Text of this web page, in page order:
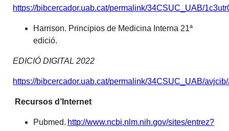
https://bibcercador.uab.cat/permalink/34CSUC_UAB/
Harrison. Principios de Medicina Interna 21ª
edició.
EDICIÓ DIGITAL 2022
https://bibcercador.uab.cat/permalink/34CSUC_UAB/
Recursos d’Internet
Pubmed. http://www.ncbi.nlm.nih.gov/sites/entrez?